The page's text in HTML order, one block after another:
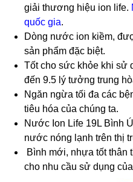
giải thương hiệu ion life.
quốc gia.
Dòng nước ion kiềm,
sản phẩm đặc biệt.
Tốt cho sức khỏe khi sử
đến 9.5 lý tưởng trung
Ngăn ngừa tối đa các
tiêu hóa của chúng ta.
Nước Ion Life 19L Bình
nước nóng lạnh trên thị
Bình mới, nhựa tốt
cho nhu cầu sử dụng